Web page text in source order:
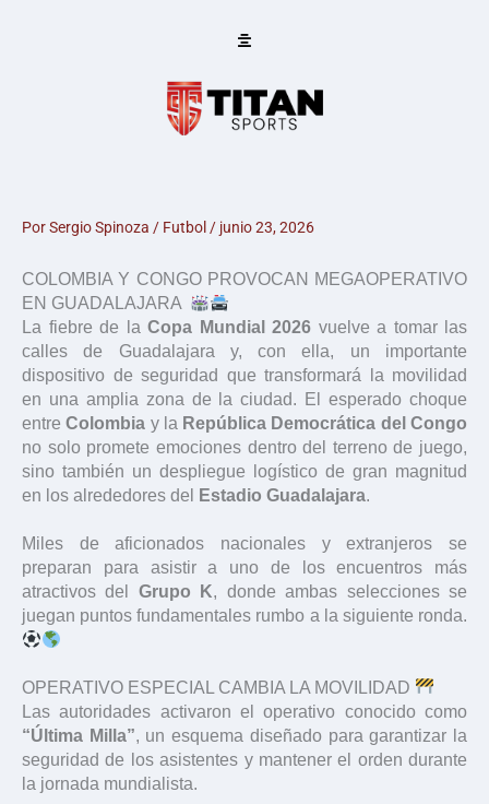
PorSergio Spinoza / Futbol / junio 23, 2026
COLOMBIA Y CONGO PROVOCAN MEGAOPERATIVO
EN GUADALAJARA
La fiebre de la Copa Mundial 2026 vuelve a tomar las
calles de Guadalajara y, con ella, un importante
dispositivo de seguridad que transformará la movilidad
en una amplia zona de la ciudad. El esperado choque
entreColombia y la República Democrática del Congo
no solo promete emociones dentro del terreno de juego,
sino también un despliegue logístico de gran magnitud
en los alrededores del
Estadio Guadalajara.
Miles de aficionados nacionales y extranjeros se
preparan para asistir a uno de los encuentros más
atractivos del Grupo K, donde ambas selecciones se
juegan puntos fundamentales rumbo a la siguiente ronda.
OPERATIVO ESPECIAL CAMBIA LA MOVILIDAD
Las autoridades activaron el operativo conocido como
“Última Milla”, un esquema diseñado para garantizar la
seguridad de los asistentes y mantener el orden durante
la jornada mundialista.